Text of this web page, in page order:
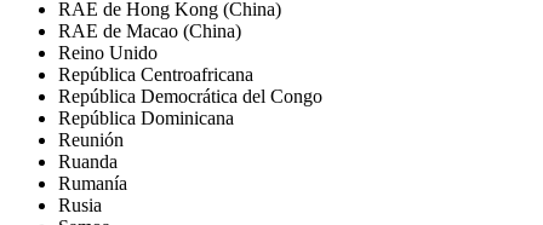
RAE de Hong Kong (China)
RAE de Macao (China)
Reino Unido
República Centroafricana
República Democrática del Congo
República Dominicana
Reunión
Ruanda
Rumanía
Rusia